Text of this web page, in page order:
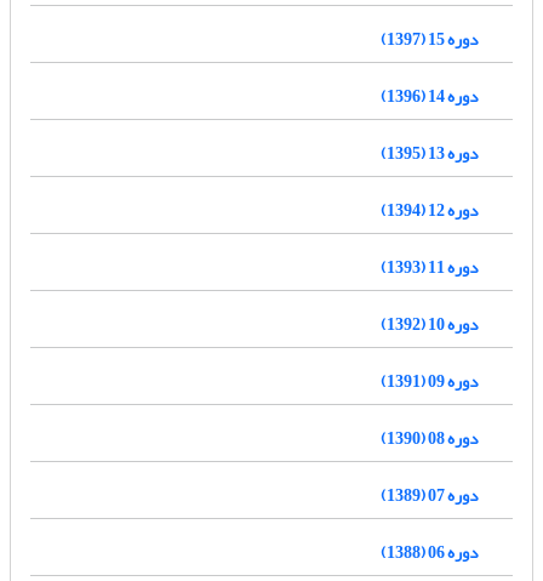
دوره 15 (1397)
دوره 14 (1396)
دوره 13 (1395)
دوره 12 (1394)
دوره 11 (1393)
دوره 10 (1392)
دوره 09 (1391)
دوره 08 (1390)
دوره 07 (1389)
دوره 06 (1388)